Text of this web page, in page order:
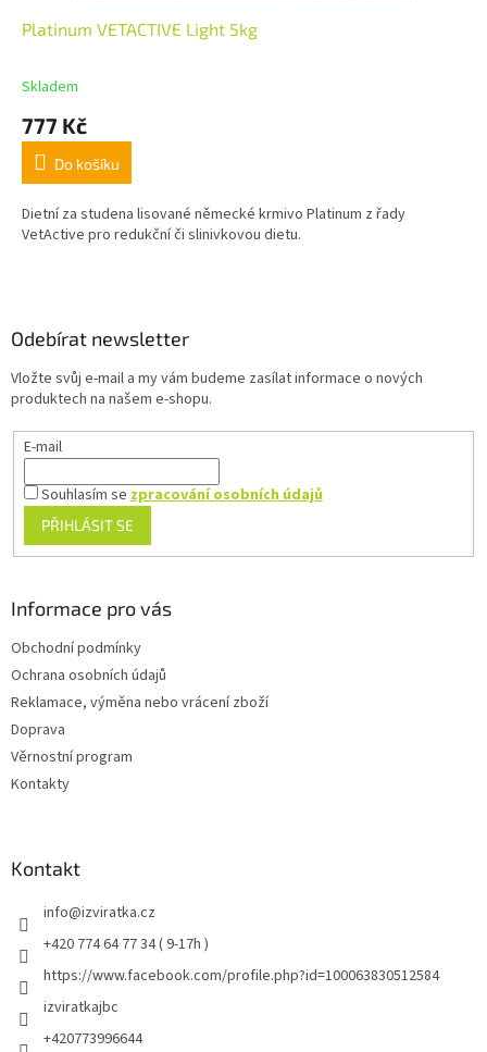
Platinum VETACTIVE Light 5kg
Skladem
777 Kč
Do košíku
Dietní za studena lisované německé krmivo Platinum z řady
VetActive pro redukční či slinivkovou dietu.
Odebírat newsletter
Vložte svůj e-mail a my vám budeme zasílat informace o nových
produktech na našem e-shopu.
E-mail
Souhlasím se zpracování osobních údajů
PŘIHLÁSIT SE
Informace pro vás
Obchodní podmínky
Ochrana osobních údajů
Reklamace, výměna nebo vrácení zboží
Doprava
Věrnostní program
Kontakty
Kontakt
info@izviratka.cz
+420 774 64 77 34 ( 9-17h )
https://www.facebook.com/profile.php?id=100063830512584
izviratkajbc
+420773996644